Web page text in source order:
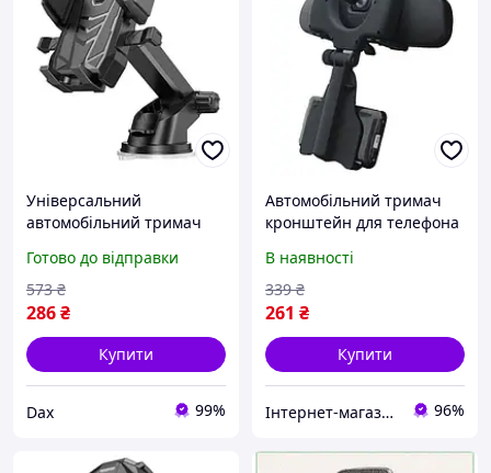
Універсальний
автомобільний тримач
DCA17 магнітний холдер
в авто кронштейн на
присоску Чорний dax
Готово до відправки
286₴
573 ₴
Купити
Dax 99%
Автомобільний тримач
кронштейн для телефона
навігатора на дзеркало
зад Доставка по Україні
В наявності
261 ₴
339 ₴
Купити
Інтернет-магазин "Little Sam" 96%